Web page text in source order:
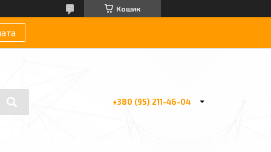
Кошик
+380 (95) 211-46-04